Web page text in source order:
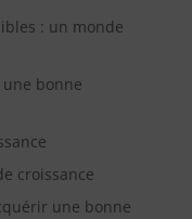
: un monde
bonne
croissance
une bonne